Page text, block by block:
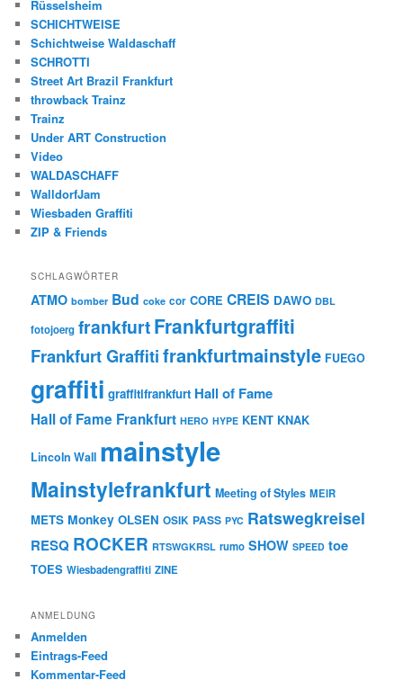
Rüsselsheim
SCHICHTWEISE
Schichtweise Waldaschaff
SCHROTTI
Street Art Brazil Frankfurt
throwback Trainz
Trainz
Under ART Construction
Video
WALDASCHAFF
WalldorfJam
Wiesbaden Graffiti
ZIP & Friends
SCHLAGWÖRTER
ATMO bomber Bud coke cor CORE CREIS DAWO DBL
fotojoerg frankfurtFrankfurtgraffiti
Frankfurt Graffitifrankfurtmainstyle FUEGO
graffiti graffitifrankfurt Hall of Fame
Hall of Fame Frankfurt HERO HYPE KENT KNAK
Lincoln Wall mainstyle
Mainstylefrankfurt Meeting of Styles MEIR
METS Monkey OLSEN OSIK PASS PYC Ratswegkreisel
RESQ ROCKER RTSWGKRSL rumo SHOW SPEED toe
TOES Wiesbadengraffiti ZINE
ANMELDUNG
Anmelden
Eintrags-Feed
Kommentar-Feed